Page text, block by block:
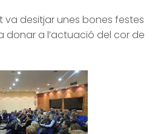
va desitjar unes bones festes
donar a l’actuació del cor de